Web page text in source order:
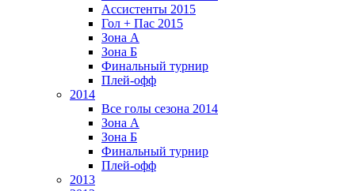
Ассистенты 2015
Гол + Пас 2015
Зона А
Зона Б
Финальный турнир
Плей-офф
2014
Все голы сезона 2014
Зона А
Зона Б
Финальный турнир
Плей-офф
2013